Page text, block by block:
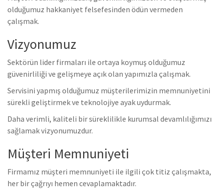
olduğumuz hakkaniyet felsefesinden ödün vermeden
çalışmak.
Vizyonumuz
Sektörün lider firmaları ile ortaya koymuş olduğumuz
güvenirliliği ve gelişmeye açık olan yapımızla çalışmak.
Servisini yapmış olduğumuz müşterilerimizin memnuniyetini
sürekli geliştirmek ve teknolojiye ayak uydurmak.
Daha verimli, kaliteli bir süreklilikle kurumsal devamlılığımızı
sağlamak vizyonumuzdur.
Müşteri Memnuniyeti
Firmamız müşteri memnuniyeti ile ilgili çok titiz çalışmakta,
her bir çağrıyı hemen cevaplamaktadır.